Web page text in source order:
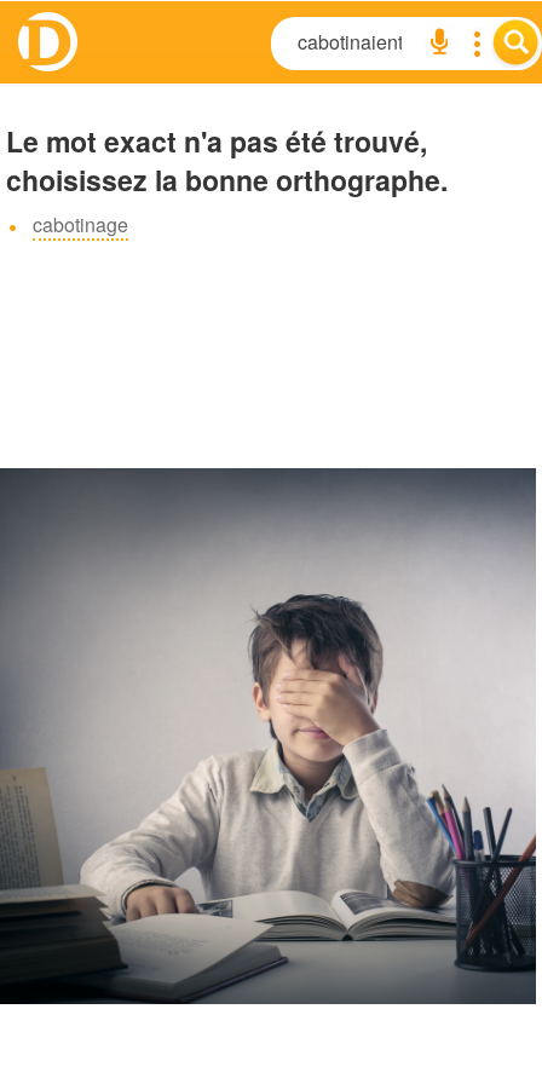
Le mot exact n'a pas été trouvé,
choisissez la bonne orthographe.
cabotinage